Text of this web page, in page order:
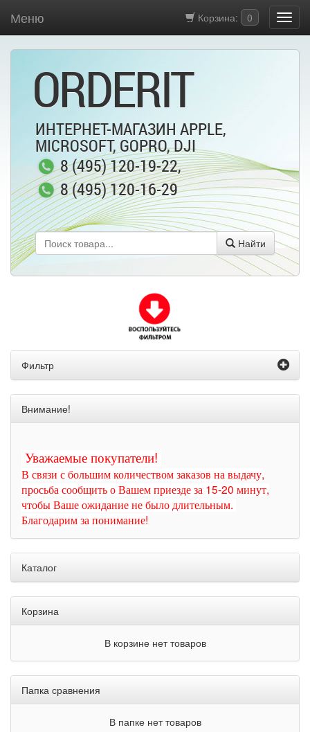
Корзина: 0
Меню
ORDERIT
ИНТЕРНЕТ-МАГАЗИН APPLE,
MICROSOFT, GOPRO, DJI
8 (495) 120-19-22,
8 (495) 120-16-29
Найти
Фильтр
Внимание!
Уважаемые покупатели!
В связи с большим количеством заказов на выдачу,
просьба сообщить о Вашем приезде за 15-20 минут,
чтобы Ваше ожидание не было длительным.
Благодарим за понимание!
Каталог
Корзина
В корзине нет товаров
Папка сравнения
В папке нет товаров